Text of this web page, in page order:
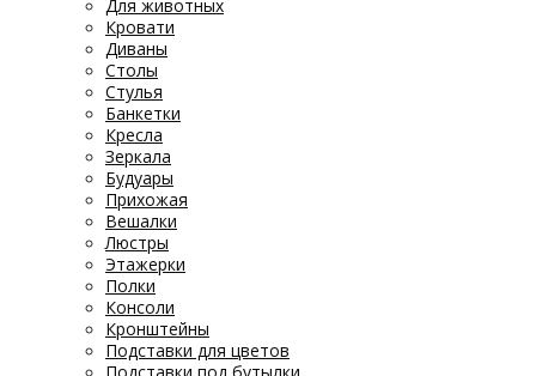
Для животных
Кровати
Диваны
Столы
Стулья
Банкетки
Кресла
Зеркала
Будуары
Прихожая
Вешалки
Люстры
Этажерки
Полки
Консоли
Кронштейны
Подставки для цветов